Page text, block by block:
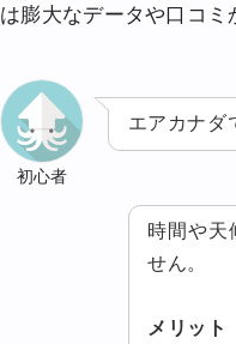
は膨大なデータや口コミ
初心者
エアカナダ
時間や天
せん。
メリット